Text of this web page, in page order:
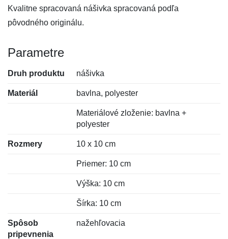
Kvalitne spracovaná nášivka spracovaná podľa
pôvodného originálu.
Parametre
Druh produktu nášivka
Materiál bavlna, polyester
Materiálové zloženie: bavlna +
polyester
Rozmery 10 x 10 cm
Priemer: 10 cm
Výška: 10 cm
Šírka: 10 cm
Spôsob
pripevnenia
nažehľovacia